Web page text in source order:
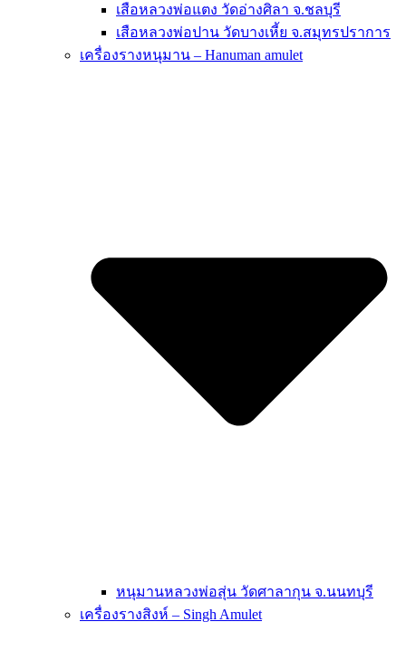
เสือหลวงพ่อแตง วัดอ่างศิลา จ.ชลบุรี
เสือหลวงพ่อปาน วัดบางเหี้ย จ.สมุทรปราการ
เครื่องรางหนุมาน – Hanuman amulet
หนุมานหลวงพ่อสุ่น วัดศาลากุน จ.นนทบุรี
เครื่องรางสิงห์ – Singh Amulet